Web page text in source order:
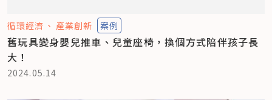
循環經濟 產業創新 案例
舊玩具變身嬰兒推車、兒童座椅，換個方式陪伴孩子長
大！
2024.05.14